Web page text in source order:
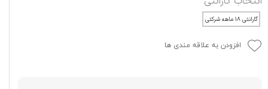
گارانتی ۱۸ ماهه شرکتی
افزودن به علاقه مندی ها